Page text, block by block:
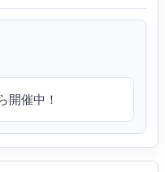
開催中！